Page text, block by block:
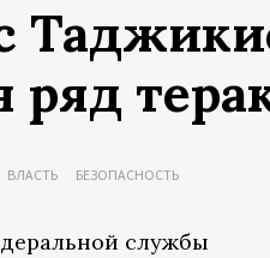
ВЛАСТЬ БЕЗОПАСНОСТЬ
службы